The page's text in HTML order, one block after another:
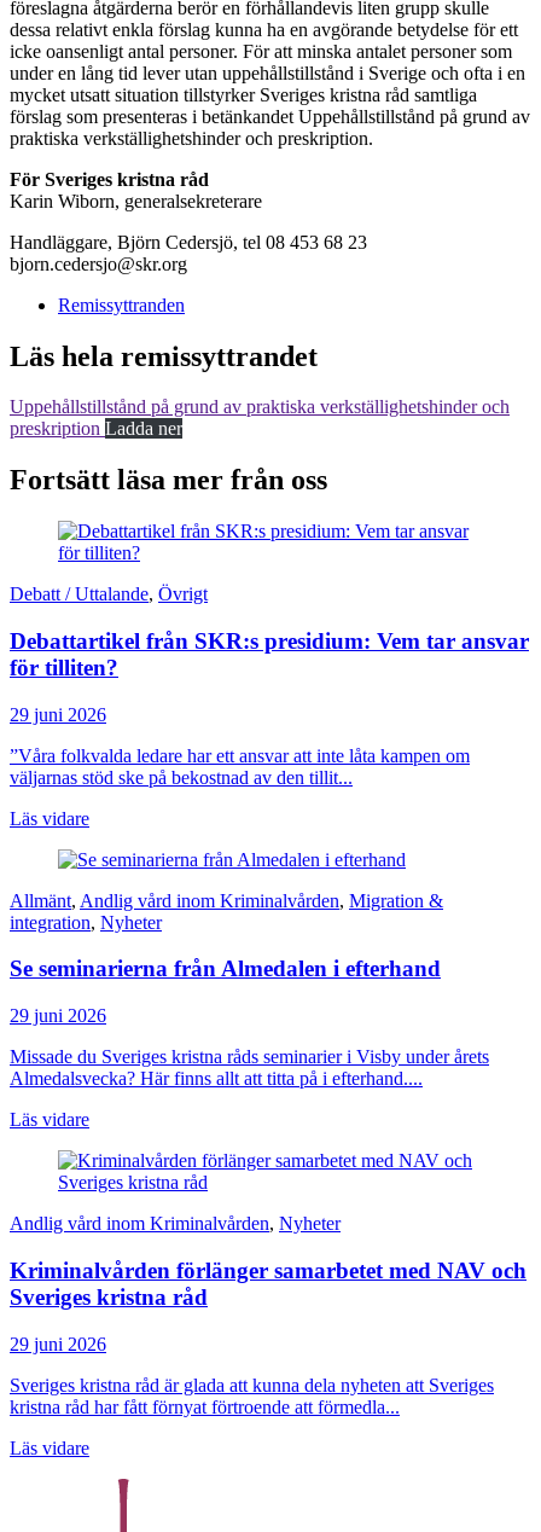
föreslagna åtgärderna berör en förhållandevis liten grupp skulle
dessa relativt enkla förslag kunna ha en avgörande betydelse för ett
icke oansenligt antal personer. För att minska antalet personer som
under en lång tid lever utan uppehållstillstånd i Sverige och ofta i en
mycket utsatt situation tillstyrker Sveriges kristna råd samtliga
förslag som presenteras i betänkandet Uppehållstillstånd på grund av
praktiska verkställighetshinder och preskription.
För Sveriges kristna råd
Karin Wiborn, generalsekreterare
Handläggare, Björn Cedersjö, tel 08 453 68 23
bjorn.cedersjo@skr.org
Remissyttranden
Läs hela remissyttrandet
Uppehållstillstånd på grund av praktiska verkställighetshinder och
preskription Ladda ner
Fortsätt läsa mer från oss
Debatt / Uttalande, Övrigt
Debattartikel från SKR:s presidium: Vem tar ansvar
för tilliten?
29 juni 2026
”Våra folkvalda ledare har ett ansvar att inte låta kampen om
väljarnas stöd ske på bekostnad av den tillit...
Läs vidare
Allmänt, Andlig vård inom Kriminalvården, Migration &
integration, Nyheter
Se seminarierna från Almedalen i efterhand
29 juni 2026
Missade du Sveriges kristna råds seminarier i Visby under årets
Almedalsvecka? Här finns allt att titta på i efterhand....
Läs vidare
Andlig vård inom Kriminalvården, Nyheter
Kriminalvården förlänger samarbetet med NAV och
Sveriges kristna råd
29 juni 2026
Sveriges kristna råd är glada att kunna dela nyheten att Sveriges
kristna råd har fått förnyat förtroende att förmedla...
Läs vidare